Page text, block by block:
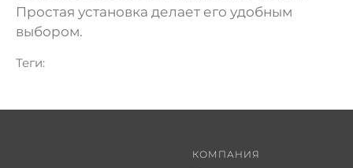
Простая установка делает его удобным
выбором.
Теги:
КОМПАНИЯ